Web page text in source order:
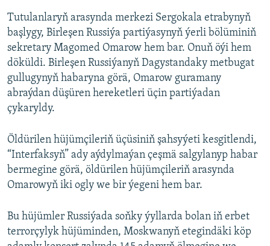
Tutulanlaryň arasynda merkezi Sergokala etrabynyň
başlygy, Birleşen Russiýa partiýasynyň ýerli bölüminiň
sekretary Magomed Omarow hem bar. Onuň öýi hem
döküldi. Birleşen Russiýanyň Dagystandaky metbugat
gullugynyň habaryna görä, Omarow guramany
abraýdan düşüren hereketleri üçin partiýadan
çykaryldy.
Öldürilen hüjümçileriň üçüsiniň şahsyýeti kesgitlendi,
“Interfaksyň” ady aýdylmaýan çeşmä salgylanyp habar
bermegine görä, öldürilen hüjümçileriň arasynda
Omarowyň iki ogly we bir ýegeni hem bar.
Bu hüjümler Russiýada soňky ýyllarda bolan iň erbet
terrorçylyk hüjüminden, Moskwanyň etegindäki köp